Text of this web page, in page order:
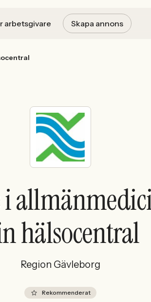
arbetsgivare Skapa annons
i
hälsocentral
Region Gävleborg
Rekommenderat